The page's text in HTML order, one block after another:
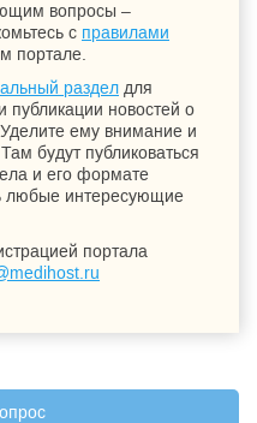
вопросы –
с правилами
портале.
раздел для
публикации новостей о
ему внимание и
будут публиковаться
и его формате
любые интересующие
портала